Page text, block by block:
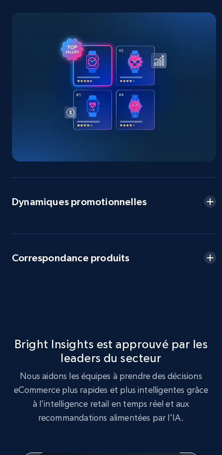
Commencer
URL, Product id, Title, Seller name, Seller rating,
Seller reviews, Breadcrumbs, Root category, and
359+ Commencer
URL, Product id, Title, Seller name, Seller rating,
more.
359+ Commencer
eBay - Collect records by category
more.
Dynamiques promotionnelles
Correspondance produits
Bright Insights est approuvé par les
leaders du secteur
Nous aidons les équipes à prendre des décisions
eCommerce plus rapides et plus intelligentes grâce
à l'intelligence retail en temps réel et aux
recommandations alimentées par l'IA.